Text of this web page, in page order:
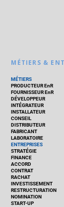
MÉTIERS &
MÉTIERS
PRODUCTEUR EnR
FOURNISSEUR EnR
DÉVELOPPEUR
INTÉGRATEUR
INSTALLATEUR
CONSEIL
DISTRIBUTEUR
FABRICANT
LABORATOIRE
ENTREPRISES
STRATÉGIE
FINANCE
ACCORD
CONTRAT
RACHAT
INVESTISSEMENT
RESTRUCTURATION
NOMINATION
START-UP